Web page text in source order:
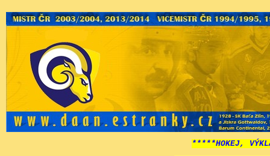
*****HOKEJ,